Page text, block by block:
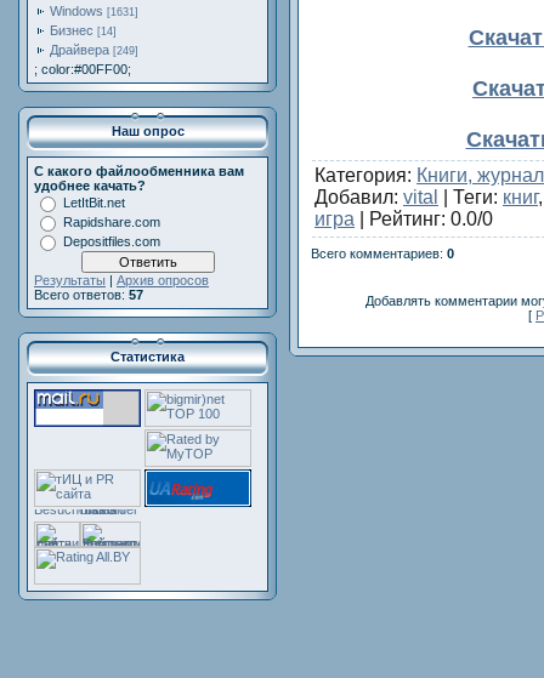
Windows [1631]
Бизнес [14]
Драйвера [249]
; color:#00FF00;
Наш опрос
С какого файлообменника вам
удобнее качать?
LetItBit.net
Rapidshare.com
Depositfiles.com
Результаты | Архив опросов
Всего ответов: 57
Статистика
Категория: Книги,
Добавил: vital Теги: книг
игра
Рейтинг: 0.0/0
Всего комментариев: 0
Добавлять комментарии
[